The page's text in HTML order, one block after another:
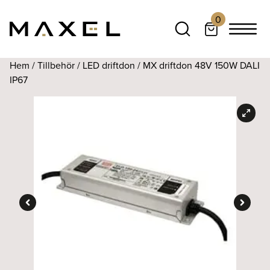
0
Hem /Tillbehör/ LED driftdon / MX driftdon 48V 150W DALI
IP67